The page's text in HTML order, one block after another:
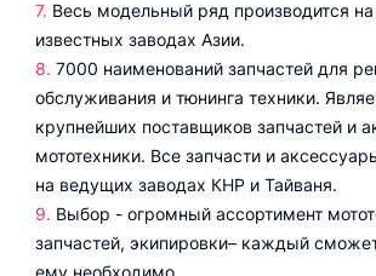
Весь модельный ряд производится
известных заводах Азии.
7000 наименований запчастей для
обслуживания и тюнинга техники.
крупнейших поставщиков запчастей и
мототехники. Все запчасти и
на ведущих заводах КНР и Тайваня.
Выбор - огромный ассортимент
запчастей, экипировки– каждый
ему необходимо.